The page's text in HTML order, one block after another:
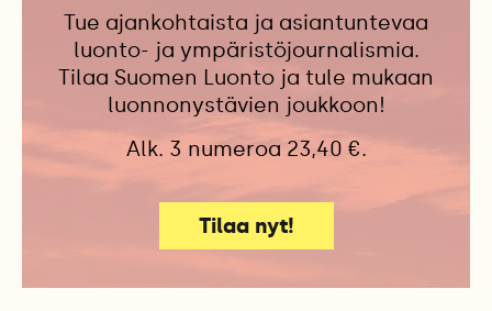
Tue ajankohtaista ja asiantuntevaa
luonto- ja ympäristöjournalismia.
Tilaa Suomen Luonto ja tule mukaan
luonnonystävien joukkoon!
Alk. 3 numeroa 23,40 €.
Tilaa nyt!